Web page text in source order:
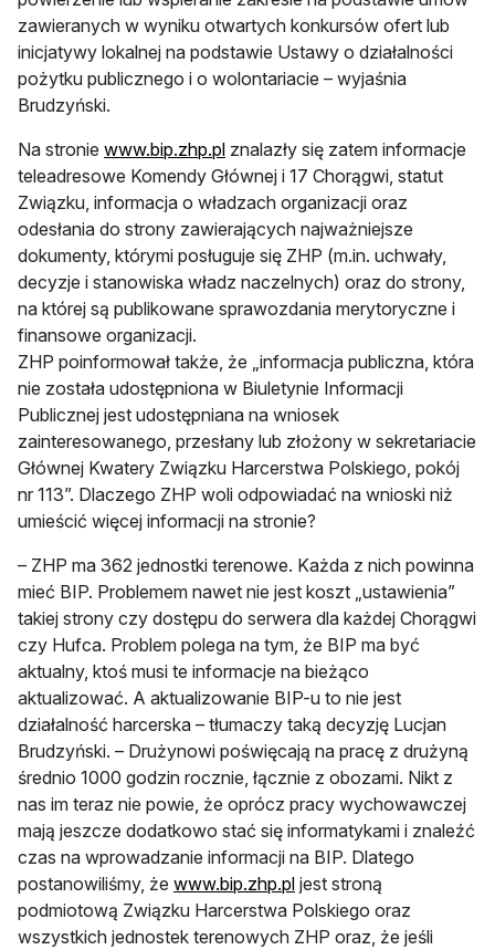
zawieranych w wyniku otwartych konkursów ofert lub
inicjatywy lokalnej na podstawie Ustawy o działalności
pożytku publicznego i o wolontariacie – wyjaśnia
Brudzyński.
Na stronie www.bip.zhp.pl znalazły się zatem informacje
teleadresowe Komendy Głównej i 17 Chorągwi, statut
Związku, informacja o władzach organizacji oraz
odesłania do strony zawierających najważniejsze
dokumenty, którymi posługuje się ZHP (m.in. uchwały,
decyzje i stanowiska władz naczelnych) oraz do strony,
na której są publikowane sprawozdania merytoryczne i
finansowe organizacji.
ZHP poinformował także, że „informacja publiczna, która
nie została udostępniona w Biuletynie Informacji
Publicznej jest udostępniana na wniosek
zainteresowanego, przesłany lub złożony w sekretariacie
Głównej Kwatery Związku Harcerstwa Polskiego, pokój
nr 113”. Dlaczego ZHP woli odpowiadać na wnioski niż
umieścić więcej informacji na stronie?
– ZHP ma 362 jednostki terenowe. Każda z nich powinna
mieć BIP. Problemem nawet nie jest koszt „ustawienia”
takiej strony czy dostępu do serwera dla każdej Chorągwi
czy Hufca. Problem polega na tym, że BIP ma być
aktualny, ktoś musi te informacje na bieżąco
aktualizować. A aktualizowanie BIP-u to nie jest
działalność harcerska – tłumaczy taką decyzję Lucjan
Brudzyński. – Drużynowi poświęcają na pracę z drużyną
średnio 1000 godzin rocznie, łącznie z obozami. Nikt z
nas im teraz nie powie, że oprócz pracy wychowawczej
mają jeszcze dodatkowo stać się informatykami i znaleźć
czas na wprowadzanie informacji na BIP. Dlatego
postanowiliśmy, że www.bip.zhp.pl jest stroną
podmiotową Związku Harcerstwa Polskiego oraz
wszystkich jednostek terenowych ZHP oraz, że jeśli